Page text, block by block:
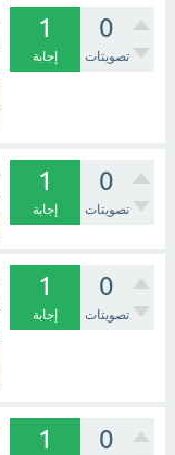
0
تصويتات
1
إجابة
0
تصويتات
1
إجابة
0
تصويتات
1
إجابة
0
1